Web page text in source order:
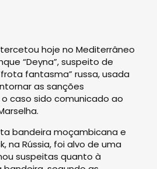
hoje no Mediterrâneo
“Deyna”, suspeito de
fantasma” russa, usada
as sanções
caso sido comunicado ao
bandeira moçambicana e
na Rússia, foi alvo de uma
suspeitas quanto à